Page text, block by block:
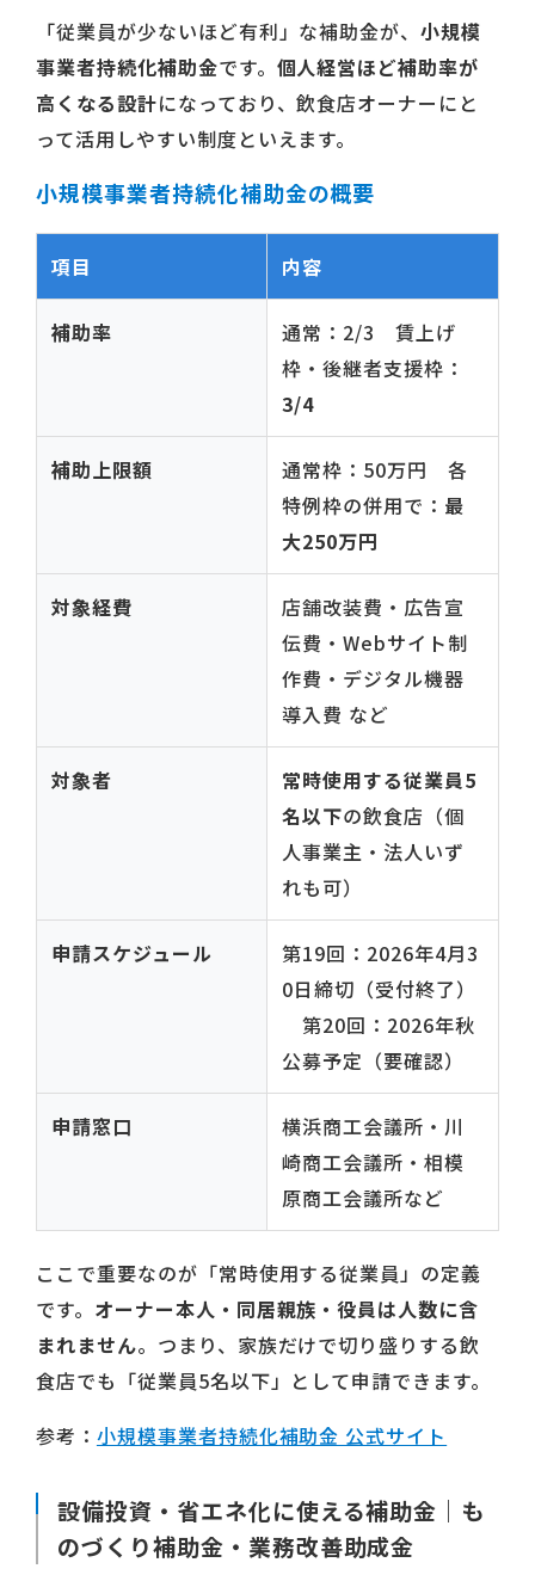
「従業員が少ないほど有利」な補助金が、小規模
事業者持続化補助金です。 個人経営ほど補助率が
高くなる設計になっており、飲食店オーナーにと
って活用しやすい制度といえます。
小規模事業者持続化補助金の概要
項目 内容
補助率
通常：2/3 賃上げ
枠・後継者支援枠：
3/4
補助上限額
通常枠：50万円 各
特例枠の併用で： 最
大250万円
対象経費
店舗改装費・広告宣
伝費・Webサイト制
作費・デジタル機器
導入費 など
対象者
常時使用する従業員5
名以下の飲食店（個
人事業主・法人いず
れも可）
申請スケジュール
第19回：2026年4月3
0日締切（受付終了）
第20回：2026年秋
公募予定（要確認）
申請窓口
横浜商工会議所・川
崎商工会議所・相模
原商工会議所など
ここで重要なのが「常時使用する従業員」の定義
です。 オーナー本人・同居親族・役員は人数に含
まれません。つまり、家族だけで切り盛りする飲
食店でも「従業員5名以下」として申請できます。
参考： 小規模事業者持続化補助金 公式サイト
設備投資・省エネ化に使える補助金｜も
のづくり補助金・業務改善助成金